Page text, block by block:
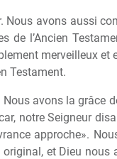
Nous avons aussi
de l’Ancien
merveilleux et
Testament.
avons la grâce
notre Seigneur
approche».
et Dieu nous